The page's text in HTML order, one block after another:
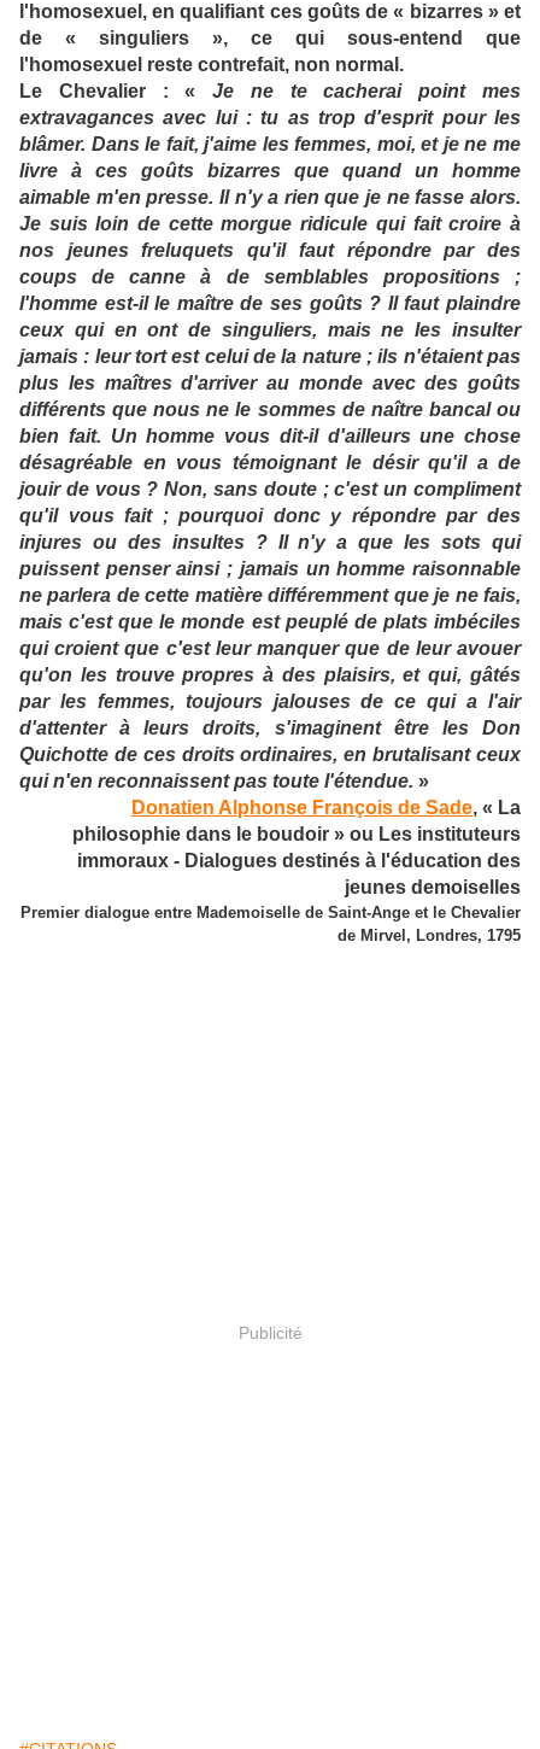
l'homosexuel, en qualifiant ces goûts de « bizarres » et
de « singuliers », ce qui sous-entend que
l'homosexuel reste contrefait, non normal.
Le Chevalier : «Je ne te cacherai point mes
extravagances avec lui : tu as trop d'esprit pour les
blâmer. Dans le fait, j'aime les femmes, moi, et je ne me
livre à ces goûts bizarres que quand un homme
aimable m'en presse. Il n'y a rien que je ne fasse alors.
Je suis loin de cette morgue ridicule qui fait croire à
nos jeunes freluquets qu'il faut répondre par des
coups de canne à de semblables propositions ;
l'homme est-il le maître de ses goûts ? Il faut plaindre
ceux qui en ont de singuliers, mais ne les insulter
jamais : leur tort est celui de la nature ; ils n'étaient pas
plus les maîtres d'arriver au monde avec des goûts
différents que nous ne le sommes de naître bancal ou
bien fait. Un homme vous dit-il d'ailleurs une chose
désagréable en vous témoignant le désir qu'il a de
jouir de vous ? Non, sans doute ; c'est un compliment
qu'il vous fait ; pourquoi donc y répondre par des
injures ou des insultes ? Il n'y a que les sots qui
puissent penser ainsi ; jamais un homme raisonnable
ne parlera de cette matière différemment que je ne fais,
mais c'est que le monde est peuplé de plats imbéciles
qui croient que c'est leur manquer que de leur avouer
qu'on les trouve propres à des plaisirs, et qui, gâtés
par les femmes, toujours jalouses de ce qui a l'air
d'attenter à leurs droits, s'imaginent être les Don
Quichotte de ces droits ordinaires, en brutalisant ceux
qui n'en reconnaissent pas toute l'étendue. »
Donatien Alphonse François de Sade, « La
philosophie dans le boudoir » ou Les instituteurs
immoraux - Dialogues destinés à l'éducation des
jeunes demoiselles
Premier dialogue entre Mademoiselle de Saint-Ange et le Chevalier
de Mirvel, Londres, 1795
Publicité